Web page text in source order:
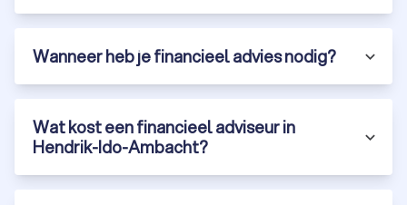
belastingvoordelen te benutten en onnodige kosten te
hypotheekrenteaftrek of giften.
pensioenopbouw of beleggen.
Ondersteuning bij belastingaangifte of het vermijden
van dubbele belasting bij internationaal inkomen.
Bekijk onzetop 10 belastingadviseurs
en laat je belastingszaken professioneel regelen door een
Wanneer heb je financieel advies nodig?
Wat kost een financieel adviseur in
Hendrik-Ido-Ambacht?